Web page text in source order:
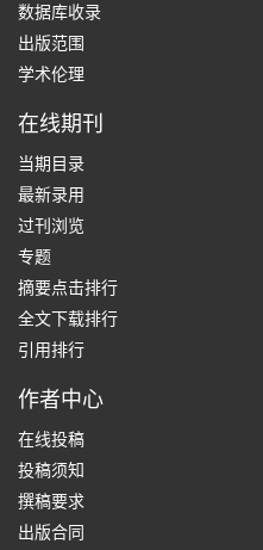
数据库收录
出版范围
学术伦理
在线期刊
当期目录
最新录用
过刊浏览
专题
摘要点击排行
全文下载排行
引用排行
作者中心
在线投稿
投稿须知
撰稿要求
出版合同